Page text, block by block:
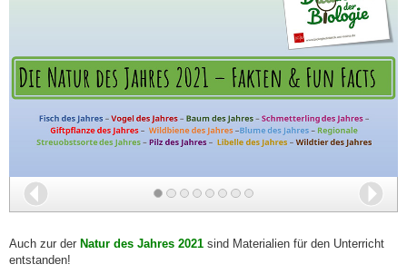
Zurück
Auch zur der Natur des Jahres 2021 sind Materialien für den Unterricht
entstanden!